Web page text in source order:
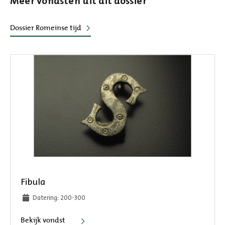
Dossier Romeinse tijd
Fibula
Datering: 200-300
Bekijk vondst Fibula